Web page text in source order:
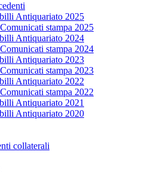
Antiquariato 2025
Comunicati stampa 2025
Antiquariato 2024
Comunicati stampa 2024
Antiquariato 2023
Comunicati stampa 2023
Antiquariato 2022
Comunicati stampa 2022
Antiquariato 2021
Antiquariato 2020
collaterali